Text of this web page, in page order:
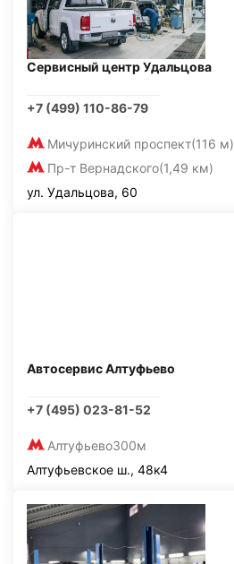
Сервисный центр Удальцова
+7 (499) 110-86-79
Мичуринский проспект(116 м)
Пр-т Вернадского(1,49 км)
ул. Удальцова, 60
Автосервис Алтуфьево
+7 (495) 023-81-52
Алтуфьево300м
Алтуфьевское ш., 48к4